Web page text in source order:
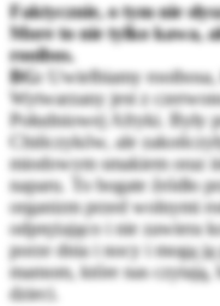
Faktycznie, o tym nie
More to nie tylko kawa,
rooibos.
BG:
Uwielbiamy
Wytwarzany jest z
Południowej Afryki. Były
Chińczyków, ale
miodowym smakiem oraz
naparu. To bogate źródło
organizm przed wolnymi
odprężająco i nie zawiera
porze dnia i nocy i mogą
mamom, które nas
dzieci.